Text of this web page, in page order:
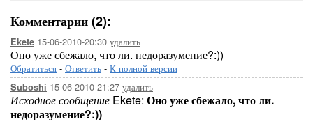
Комментарии (2):
Ekete 15-06-2010-20:30 удалить
Оно уже сбежало, что ли. недоразумение?:))
Обратиться - Ответить - К полной версии
Suboshi 15-06-2010-21:27 удалить
Исходное сообщение Ekete: Оно уже сбежало, что ли.
недоразумение?:))